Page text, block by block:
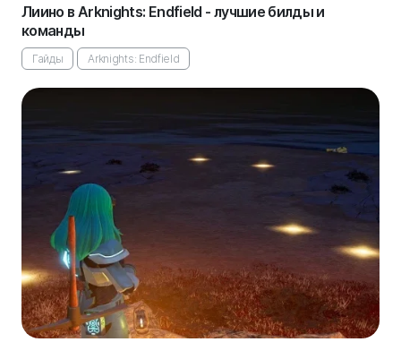
Лиино в Arknights: Endfield - лучшие билды и
команды
Гайды Arknights: Endfield